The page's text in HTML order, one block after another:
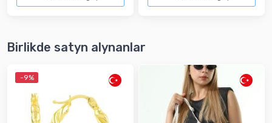
Birlikde satyn alynanlar
-9%